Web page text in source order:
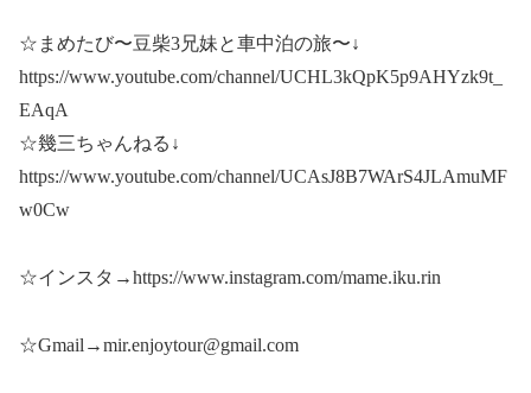
☆まめたび〜豆柴3兄妹と車中泊の旅〜↓
https://www.youtube.com/channel/UCHL3kQpK5p9AHYzk9t_
EAqA
☆幾三ちゃんねる↓
https://www.youtube.com/channel/UCAsJ8B7WArS4JLAmuMF
w0Cw
☆インスタ→https://www.instagram.com/mame.iku.rin
☆Gmail→mir.enjoytour@gmail.com